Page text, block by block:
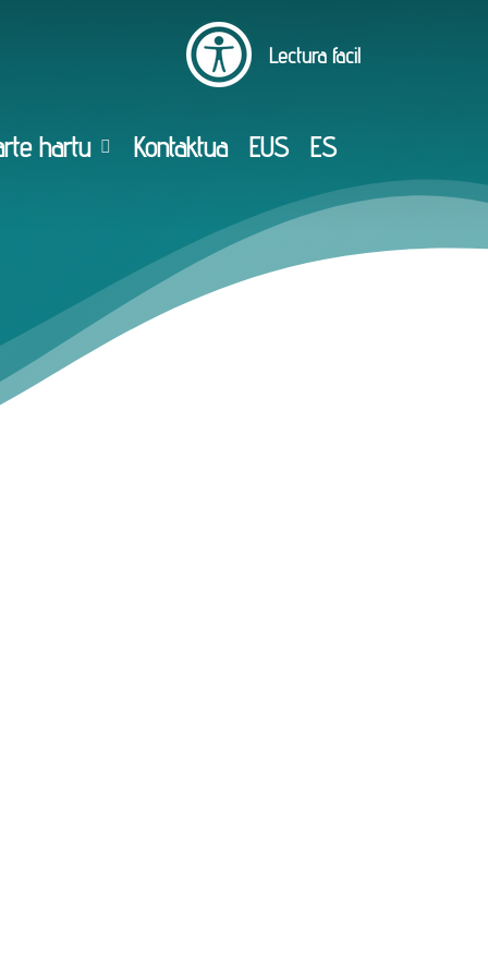
hartu Kontaktua EUS ES
Lectura facil